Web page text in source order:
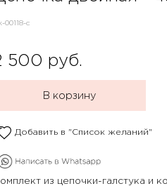
00118-с
500 руб.
В корзину
Добавить в "Список желаний"
из цепочки-галстука и